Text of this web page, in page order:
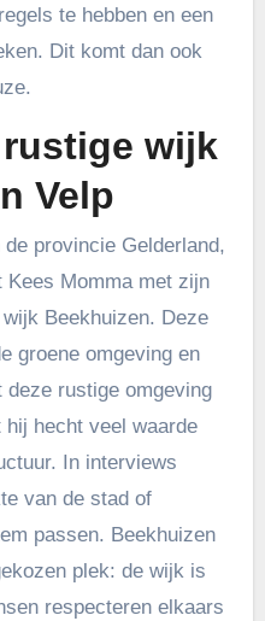
te hebben en een
Dit komt dan ook
wijk
Velp
provincie Gelderland,
Kees Momma met zijn
Beekhuizen. Deze
groene omgeving en
rustige omgeving
hecht veel waarde
In interviews
van de stad of
passen. Beekhuizen
plek: de wijk is
respecteren elkaars